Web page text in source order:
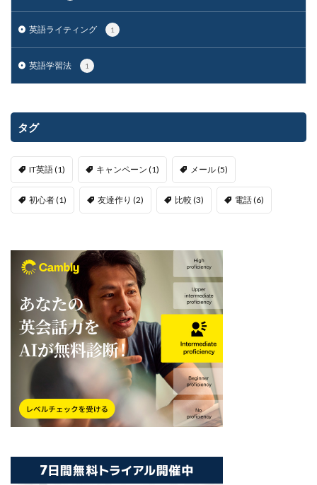
英語ライティング 1
英語学習法 1
タグ
IT英語(1) キャンペーン (1) メール(5)
初心者(1) 友達作り (2) 比較 (3) 電話(6)